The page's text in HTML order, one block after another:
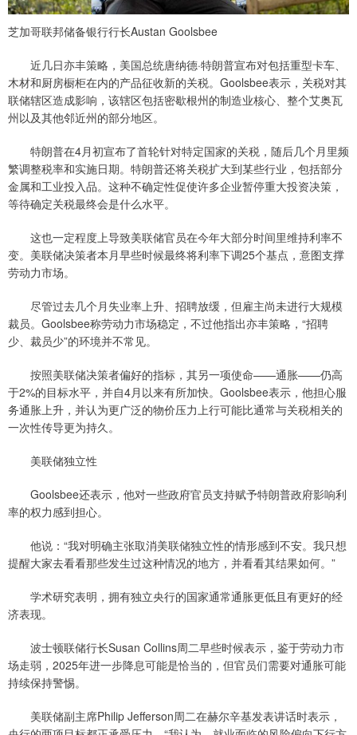
芝加哥联邦储备银行行长Austan Goolsbee
近几日亦丰策略，美国总统唐纳德·特朗普宣布对包括重型卡车、
木材和厨房橱柜在内的产品征收新的关税。Goolsbee表示，关税对其
联储辖区造成影响，该辖区包括密歇根州的制造业核心、整个艾奥瓦
州以及其他邻近州的部分地区。
特朗普在4月初宣布了首轮针对特定国家的关税，随后几个月里频
繁调整税率和实施日期。特朗普还将关税扩大到某些行业，包括部分
金属和工业投入品。这种不确定性促使许多企业暂停重大投资决策，
等待确定关税最终会是什么水平。
这也一定程度上导致美联储官员在今年大部分时间里维持利率不
变。美联储决策者本月早些时候最终将利率下调25个基点，意图支撑
劳动力市场。
尽管过去几个月失业率上升、招聘放缓，但雇主尚未进行大规模
裁员。Goolsbee称劳动力市场稳定，不过他指出亦丰策略，“招聘
少、裁员少”的环境并不常见。
按照美联储决策者偏好的指标，其另一项使命——通胀——仍高
于2%的目标水平，并自4月以来有所加快。Goolsbee表示，他担心服
务通胀上升，并认为更广泛的物价压力上行可能比通常与关税相关的
一次性传导更为持久。
美联储独立性
Goolsbee还表示，他对一些政府官员支持赋予特朗普政府影响利
率的权力感到担心。
他说：“我对明确主张取消美联储独立性的情形感到不安。我只想
提醒大家去看看那些发生过这种情况的地方，并看看其结果如何。”
学术研究表明，拥有独立央行的国家通常通胀更低且有更好的经
济表现。
波士顿联储行长Susan Collins周二早些时候表示，鉴于劳动力市
场走弱，2025年进一步降息可能是恰当的，但官员们需要对通胀可能
持续保持警惕。
美联储副主席Philip Jefferson周二在赫尔辛基发表讲话时表示，